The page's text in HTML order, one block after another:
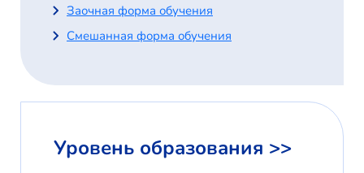
Заочная форма обучения
Смешанная форма обучения
Уровень образования >>